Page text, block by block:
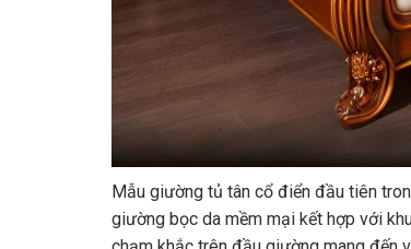
Mẫu giường tủ tân cổ điển đầu tiên
giường bọc da mềm mại kết hợp với